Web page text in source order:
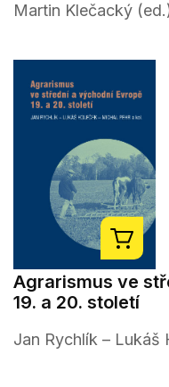
Martin Klečacký
Agrarismus ve
19. a 20. století
Jan Rychlík – Lukáš